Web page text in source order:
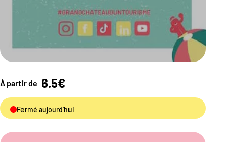
À partir de 6.5€
Fermé aujourd'hui